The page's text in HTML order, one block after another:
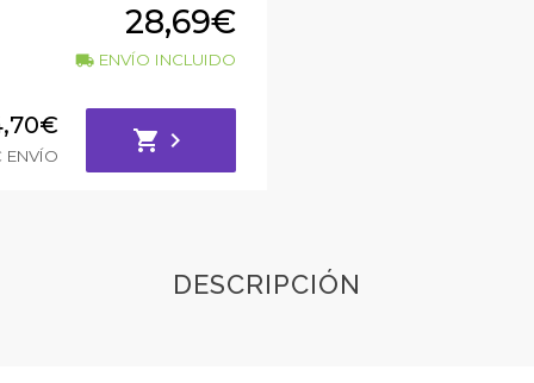
28,69€
local_shippingENVÍO INCLUIDO
ENVÍO
shopping_cart chevron_right
DESCRIPCIÓN